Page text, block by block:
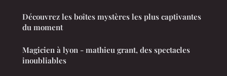
Découvrez les boîtes mystères les plus captivantes
du moment
Magicien à lyon - mathieu grant, des spectacles
inoubliables